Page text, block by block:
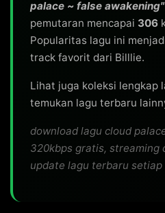
palace ~ false awakening"
pemutaran mencapai 306
Popularitas lagu ini
track favorit dari Billlie.
Lihat juga koleksi lengkap
temukan lagu terbaru
download lagu cloud
320kbps gratis, streaming
update lagu terbaru